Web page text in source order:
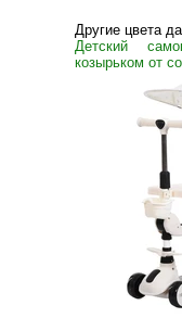
Другие цвета
Детский
козырьком от